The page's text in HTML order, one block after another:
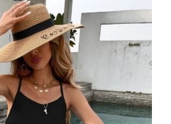
DIN
SINTETIC
MULTICOLOR
LA
189
LEI